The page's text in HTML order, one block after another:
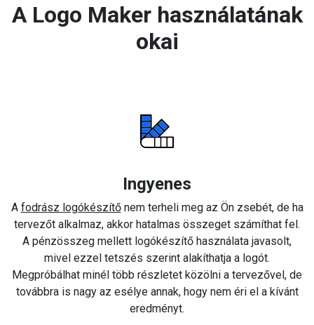
A Logo Maker használatának
okai
Ingyenes
A fodrász logókészítőnem terheli meg az Ön zsebét, de ha
tervezőt alkalmaz, akkor hatalmas összeget számíthat fel.
A pénzösszeg mellett logókészítő használata javasolt,
mivel ezzel tetszés szerint alakíthatja a logót.
Megpróbálhat minél több részletet közölni a tervezővel, de
továbbra is nagy az esélye annak, hogy nem éri el a kívánt
eredményt.